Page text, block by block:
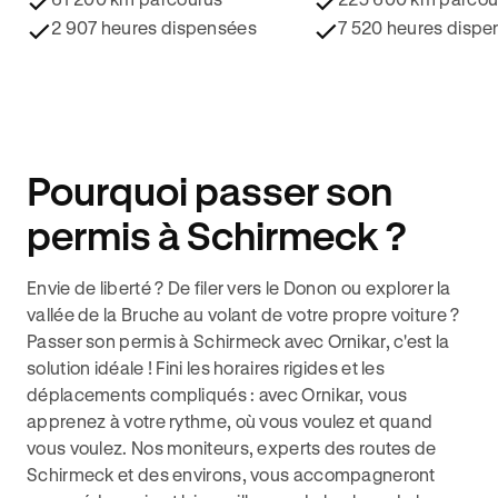
2 907 heures dispensées
7 520 heures
Pourquoi passer son
permis à Schirmeck ?
Envie de liberté ? De filer vers le Donon ou explorer la
vallée de la Bruche au volant de votre propre voiture ?
Passer son permis à Schirmeck avec Ornikar, c'est la
solution idéale ! Fini les horaires rigides et les
déplacements compliqués : avec Ornikar, vous
apprenez à votre rythme, où vous voulez et quand
vous voulez. Nos moniteurs, experts des routes de
Schirmeck et des environs, vous accompagneront